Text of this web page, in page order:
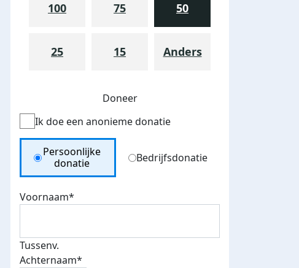
Donateurs
bedankt
100 75 50
25 15 Anders
Doneer
Ik doe een anonieme donatie
Donation Type
Persoonlijke
donatie
Bedrijfsdonatie
Voornaam*
Tussenv.
Achternaam*